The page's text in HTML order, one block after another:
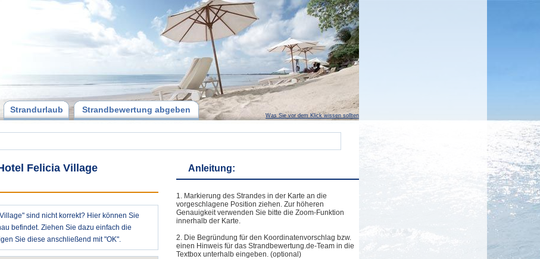
Strandurlaub Strandbewertung abgeben
Was Sie vor dem Klick wissen sollten
Felicia Village
sind nicht korrekt? Hier können Sie
befindet. Ziehen Sie dazu einfach die
Sie diese anschließend mit "OK".
Anleitung:
1. Markierung des Strandes in der Karte an die
vorgeschlagene Position ziehen. Zur höheren
Genauigkeit verwenden Sie bitte die Zoom-Funktion
innerhalb der Karte.
2. Die Begründung für den Koordinatenvorschlag bzw.
einen Hinweis für das Strandbewertung.de-Team in die
Textbox unterhalb eingeben. (optional)